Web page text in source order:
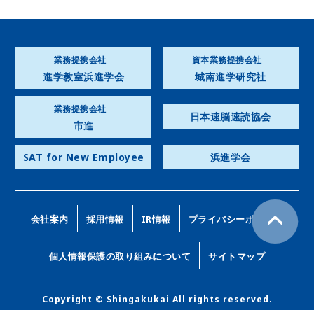
業務提携会社
進学教室浜進学会
資本業務提携会社
城南進学研究社
業務提携会社
市進
日本速脳速読協会
SAT for New Employee 浜進学会
会社案内 採用情報 IR情報 プライバシーポリシー
個人情報保護の取り組みについて サイトマップ
Copyright © Shingakukai All rights reserved.